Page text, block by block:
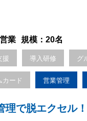
業 規模：20名
援 導入研修 グ
カード 営業管理
理で脱エクセル